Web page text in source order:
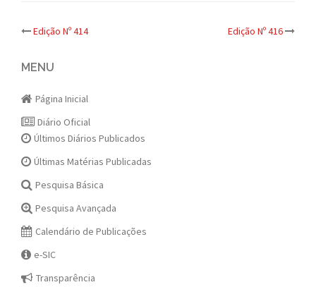
Post
navigation
Edição Nº 414 Edição Nº 416
MENU
Página Inicial
Diário Oficial
Últimos Diários Publicados
Últimas Matérias Publicadas
Pesquisa Básica
Pesquisa Avançada
Calendário de Publicações
e-SIC
Transparência